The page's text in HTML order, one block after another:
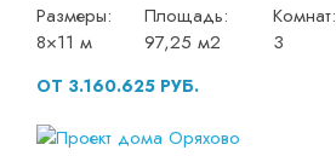
Размеры:
8×11 м
Площадь:
97,25 м2
Комнат:
3
ОТ 3.160.625 РУБ.